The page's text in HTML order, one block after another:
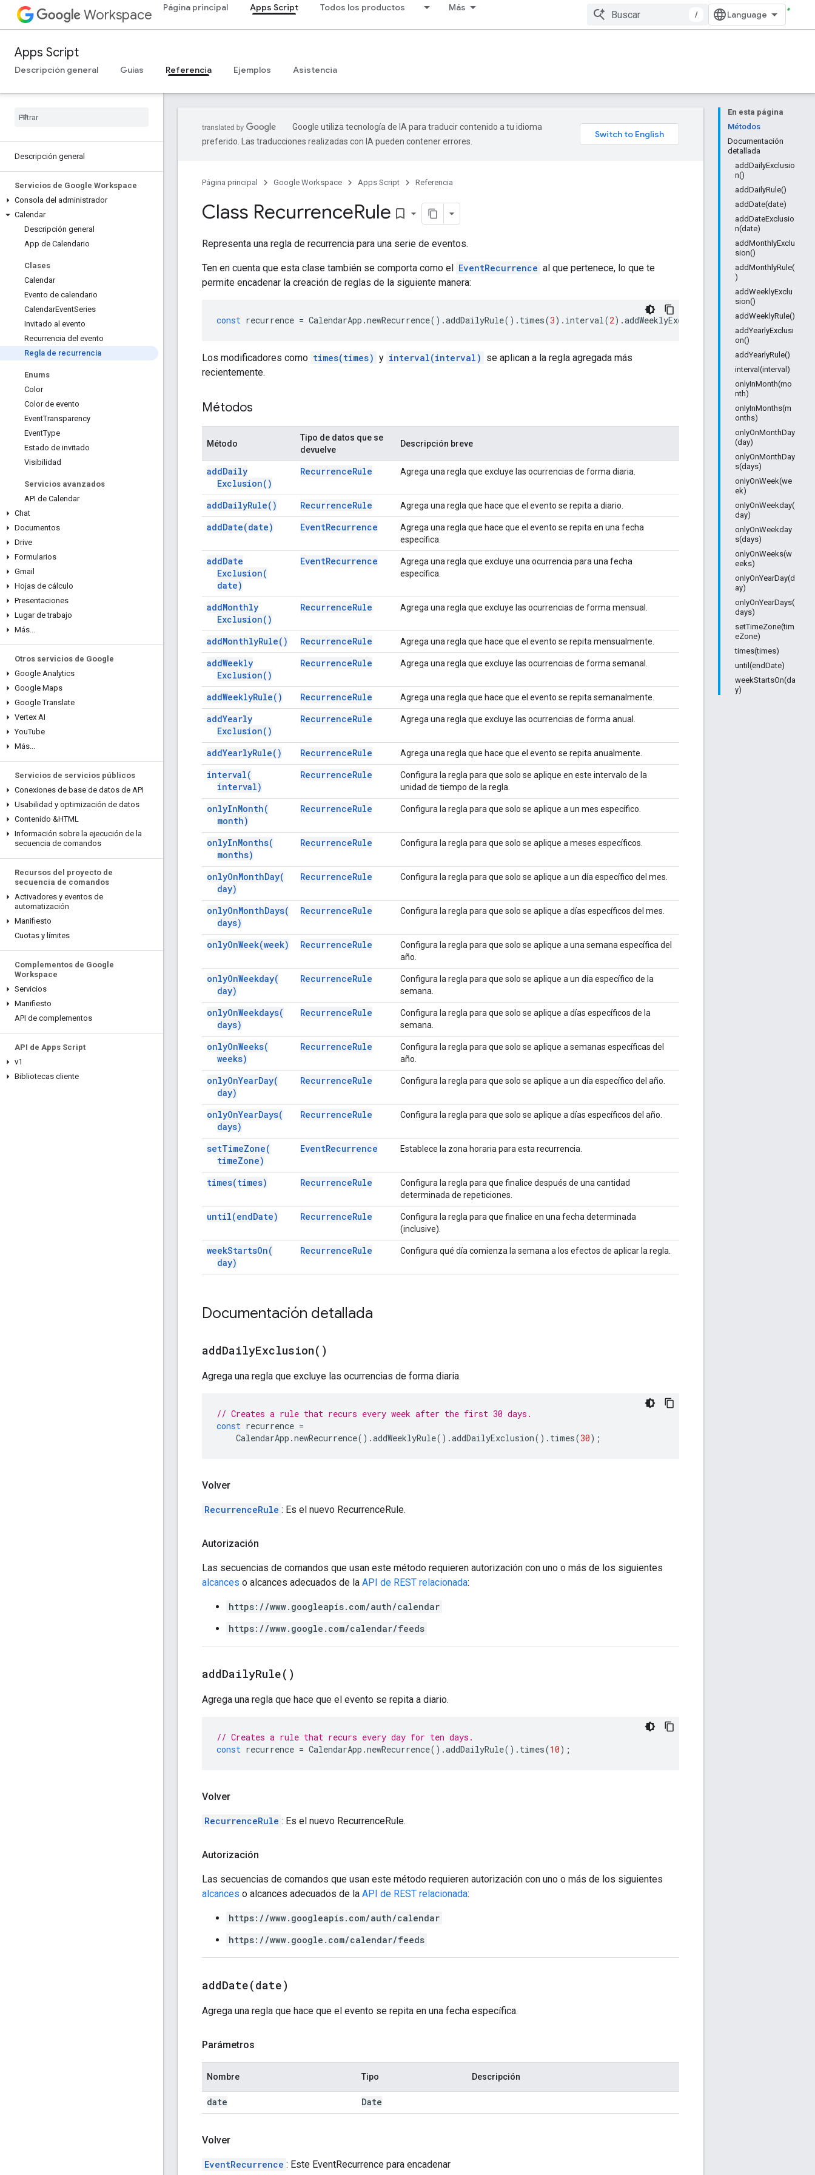
Workspace Página principal Apps Script Todos los productos Más
/
Apps Script
Descripción general Guías Referencia Ejemplos Asistencia
Descripción general
Servicios de Google Workspace
Consola del administrador
Calendar
Descripción general
App de Calendario
Clases
Calendar
Evento de calendario
CalendarEventSeries
Invitado al evento
Recurrencia del evento
Regla de recurrencia
Enums
Color
Color de evento
EventTransparency
EventType
Estado de invitado
Visibilidad
Servicios avanzados
API de Calendar
Chat
Documentos
Drive
Formularios
Gmail
Hojas de cálculo
Presentaciones
Lugar de trabajo
Más...
Otros servicios de Google
Google Analytics
Google Maps
Google Translate
Vertex AI
YouTube
Más...
Servicios de servicios públicos
Conexiones de base de datos de API
Usabilidad y optimización de datos
Contenido &HTML
Información sobre la ejecución de la
secuencia de comandos
Recursos del proyecto de
secuencia de comandos
Activadores y eventos de
automatización
Manifiesto
Cuotas y límites
Complementos de Google
Workspace
Servicios
Manifiesto
API de complementos
API de Apps Script
v1
Bibliotecas cliente
En esta página
Métodos
Documentación
detallada
addDailyExclusio
n()
addDailyRule()
addDate(date)
addDateExclusio
n(date)
addMonthlyExclu
sion()
addMonthlyRule(
)
addWeeklyExclu
sion()
addWeeklyRule()
addYearlyExclusi
on()
addYearlyRule()
interval(interval)
onlyInMonth(mo
nth)
onlyInMonths(m
onths)
onlyOnMonthDay
(day)
onlyOnMonthDay
s(days)
onlyOnWeek(we
ek)
onlyOnWeekday(
day)
onlyOnWeekday
s(days)
onlyOnWeeks(w
eeks)
onlyOnYearDay(d
ay)
onlyOnYearDays(
days)
setTimeZone(tim
eZone)
times(times)
until(endDate)
weekStartsOn(da
y)
Google utiliza tecnología de IA para traducir contenido a tu idioma
preferido. Las traducciones realizadas con IA pueden contener errores.
Página principal Google Workspace Apps Script Referencia
Class RecurrenceRule bookmark_border
Representa una regla de recurrencia para una serie de eventos.
Ten en cuenta que esta clase también se comporta como el EventRecurrence al que pertenece, lo que te
permite encadenar la creación de reglas de la siguiente manera:
const recurrence = CalendarApp .newRecurrence().addDailyRule(). times(3). interval(2).addWeeklyExclusion times(2);
Los modificadores como times(times) y interval(interval) se aplican a la regla agregada más
recientemente.
Métodos
Método
Tipo de datos que se
devuelve
Descripción breve
addDaily
Exclusion( )
RecurrenceRule Agrega una regla que excluye las ocurrencias de forma diaria.
addDailyRule( ) RecurrenceRule Agrega una regla que hace que el evento se repita a diario.
addDate(date) EventRecurrence
Agrega una regla que hace que el evento se repita en una fecha
específica.
addDate
Exclusion(
date)
EventRecurrence
Agrega una regla que excluye una ocurrencia para una fecha
específica.
addMonthly
Exclusion( )
RecurrenceRule Agrega una regla que excluye las ocurrencias de forma mensual.
addMonthlyRule( ) RecurrenceRule Agrega una regla que hace que el evento se repita mensualmente.
addWeekly
Exclusion( )
RecurrenceRule Agrega una regla que excluye las ocurrencias de forma semanal.
addWeeklyRule( ) RecurrenceRule Agrega una regla que hace que el evento se repita semanalmente.
addYearly
Exclusion( )
RecurrenceRule Agrega una regla que excluye las ocurrencias de forma anual.
addYearlyRule( ) RecurrenceRule Agrega una regla que hace que el evento se repita anualmente.
interval(
interval)
RecurrenceRule
Configura la regla para que solo se aplique en este intervalo de la
unidad de tiempo de la regla.
onlyInMonth(
month)
RecurrenceRule Configura la regla para que solo se aplique a un mes específico.
onlyInMonths(
months)
RecurrenceRule Configura la regla para que solo se aplique a meses específicos.
onlyOnMonthDay(
day)
RecurrenceRule Configura la regla para que solo se aplique a un día específico del mes.
onlyOnMonthDays(
days)
RecurrenceRule Configura la regla para que solo se aplique a días específicos del mes.
onlyOnWeek(week) RecurrenceRule
Configura la regla para que solo se aplique a una semana específica del
año.
onlyOnWeekday(
day)
RecurrenceRule
Configura la regla para que solo se aplique a un día específico de la
semana.
onlyOnWeekdays(
days)
RecurrenceRule
Configura la regla para que solo se aplique a días específicos de la
semana.
onlyOnWeeks(
weeks)
RecurrenceRule
Configura la regla para que solo se aplique a semanas específicas del
año.
onlyOnYearDay(
day)
RecurrenceRule Configura la regla para que solo se aplique a un día específico del año.
onlyOnYearDays(
days)
RecurrenceRule Configura la regla para que solo se aplique a días específicos del año.
setTimeZone(
timeZone)
EventRecurrence Establece la zona horaria para esta recurrencia.
times(times) RecurrenceRule
Configura la regla para que finalice después de una cantidad
determinada de repeticiones.
until(endDate) RecurrenceRule
Configura la regla para que finalice en una fecha determinada
(inclusive).
weekStartsOn(
day)
RecurrenceRule Configura qué día comienza la semana a los efectos de aplicar la regla.
Documentación detallada
addDailyExclusion( )
Agrega una regla que excluye las ocurrencias de forma diaria.
// Creates a rule that recurs every week after the first 30 days.
const recurrence =
CalendarApp .newRecurrence().addWeeklyRule().addDailyExclusion(). times(30);
Volver
RecurrenceRule : Es el nuevo RecurrenceRule.
Autorización
Las secuencias de comandos que usan este método requieren autorización con uno o más de los siguientes
alcances o alcances adecuados de la API de REST relacionada:
https://www.googleapis.com/auth/calendar
https://www.google.com/calendar/feeds
addDailyRule( )
Agrega una regla que hace que el evento se repita a diario.
// Creates a rule that recurs every day for ten days.
const recurrence = CalendarApp .newRecurrence().addDailyRule(). times(10);
Volver
RecurrenceRule : Es el nuevo RecurrenceRule.
Autorización
Las secuencias de comandos que usan este método requieren autorización con uno o más de los siguientes
alcances o alcances adecuados de la API de REST relacionada:
https://www.googleapis.com/auth/calendar
https://www.google.com/calendar/feeds
addDate(date)
Agrega una regla que hace que el evento se repita en una fecha específica.
Parámetros
Nombre Tipo Descripción
date Date
Volver
EventRecurrence : Este EventRecurrence para encadenar